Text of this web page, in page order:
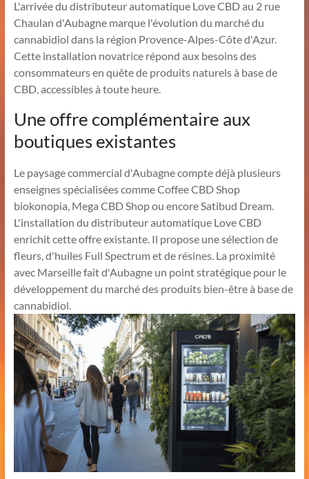
L'arrivée du distributeur automatique Love CBD au 2 rue
Chaulan d'Aubagne marque l'évolution du marché du
cannabidiol dans la région Provence-Alpes-Côte d'Azur.
Cette installation novatrice répond aux besoins des
consommateurs en quête de produits naturels à base de
CBD, accessibles à toute heure.
Une offre complémentaire aux
boutiques existantes
Le paysage commercial d'Aubagne compte déjà plusieurs
enseignes spécialisées comme Coffee CBD Shop
biokonopia, Mega CBD Shop ou encore Satibud Dream.
L'installation du distributeur automatique Love CBD
enrichit cette offre existante. Il propose une sélection de
fleurs, d'huiles Full Spectrum et de résines. La proximité
avec Marseille fait d'Aubagne un point stratégique pour le
développement du marché des produits bien-être à base de
cannabidiol.